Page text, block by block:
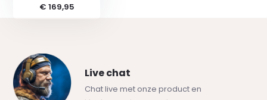
€ 169,95
Live chat
Chat live met onze product en